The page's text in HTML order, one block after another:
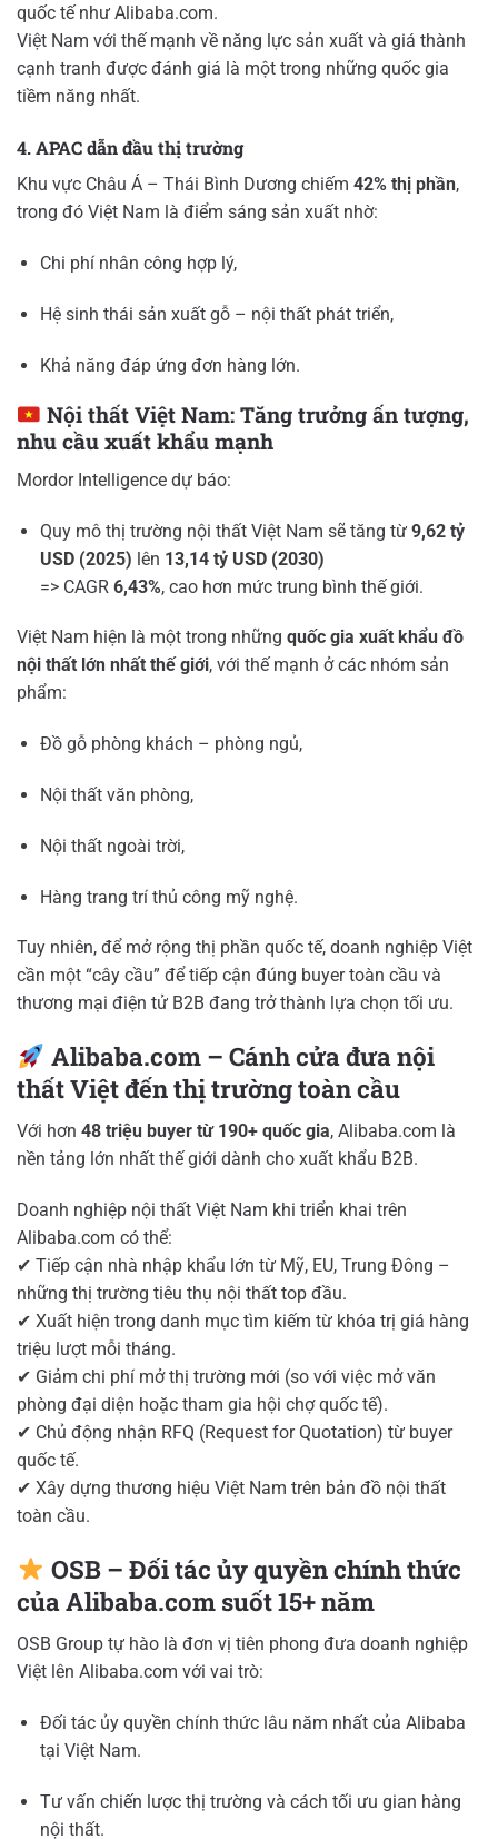
quốc tế như Alibaba.com.
Việt Nam với thế mạnh về năng lực sản xuất và giá thành
cạnh tranh được đánh giá là một trong những quốc gia
tiềm năng nhất.
4. APAC dẫn đầu thị trường
Khu vực Châu Á – Thái Bình Dương chiếm 42% thị phần,
trong đó Việt Nam là điểm sáng sản xuất nhờ:
Chi phí nhân công hợp lý,
Hệ sinh thái sản xuất gỗ – nội thất phát triển,
Khả năng đáp ứng đơn hàng lớn.
Nội thất Việt Nam: Tăng trưởng ấn tượng,
nhu cầu xuất khẩu mạnh
Mordor Intelligence dự báo:
Quy mô thị trường nội thất Việt Nam sẽ tăng từ 9,62 tỷ
USD (2025) lên 13,14 tỷ USD (2030)
=> CAGR 6,43%, cao hơn mức trung bình thế giới.
Việt Nam hiện là một trong những quốc gia xuất khẩu đồ
nội thất lớn nhất thế giới, với thế mạnh ở các nhóm sản
phẩm:
Đồ gỗ phòng khách – phòng ngủ,
Nội thất văn phòng,
Nội thất ngoài trời,
Hàng trang trí thủ công mỹ nghệ.
Tuy nhiên, để mở rộng thị phần quốc tế, doanh nghiệp Việt
cần một “cây cầu” để tiếp cận đúng buyer toàn cầu và
thương mại điện tử B2B đang trở thành lựa chọn tối ưu.
Alibaba.com – Cánh cửa đưa nội
thất Việt đến thị trường toàn cầu
Với hơn 48 triệu buyer từ 190+ quốc gia, Alibaba.com là
nền tảng lớn nhất thế giới dành cho xuất khẩu B2B.
Doanh nghiệp nội thất Việt Nam khi triển khai trên
Alibaba.com có thể:
✔ Tiếp cận nhà nhập khẩu lớn từ Mỹ, EU, Trung Đông –
những thị trường tiêu thụ nội thất top đầu.
✔ Xuất hiện trong danh mục tìm kiếm từ khóa trị giá hàng
triệu lượt mỗi tháng.
✔ Giảm chi phí mở thị trường mới (so với việc mở văn
phòng đại diện hoặc tham gia hội chợ quốc tế).
✔ Chủ động nhận RFQ (Request for Quotation) từ buyer
quốc tế.
✔ Xây dựng thương hiệu Việt Nam trên bản đồ nội thất
toàn cầu.
OSB – Đối tác ủy quyền chính thức
của Alibaba.com suốt 15+ năm
OSB Group tự hào là đơn vị tiên phong đưa doanh nghiệp
Việt lên Alibaba.com với vai trò:
Đối tác ủy quyền chính thức lâu năm nhất của Alibaba
tại Việt Nam.
Tư vấn chiến lược thị trường và cách tối ưu gian hàng
nội thất.